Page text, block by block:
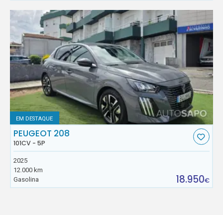
EM DESTAQUE
PEUGEOT 208
101CV - 5P
2025
12.000 km
Gasolina
18.950€